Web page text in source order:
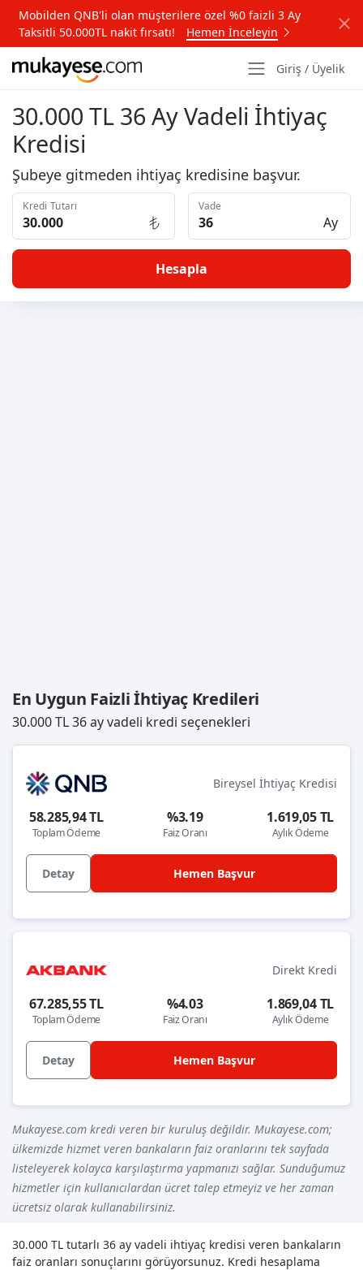
Mobilden QNB'li olan müşterilere özel %0 faizli 3 Ay
Taksitli 50.000TL nakit fırsatı!
Hemen İnceleyin
Giriş / Üyelik
30.000 TL 36 Ay Vadeli İhtiyaç
Kredisi
Şubeye gitmeden ihtiyaç kredisine başvur.
Kredi Tutarı Vade
Ay
Hesapla
En Uygun Faizli İhtiyaç Kredileri
30.000 TL 36 ay vadeli kredi seçenekleri
Bireysel İhtiyaç Kredisi
58.285,94 TL
Toplam Ödeme
%3.19
Faiz Oranı
1.619,05 TL
Aylık Ödeme
Detay Hemen Başvur
Direkt Kredi
67.285,55 TL
Toplam Ödeme
%4.03
Faiz Oranı
1.869,04 TL
Aylık Ödeme
Detay Hemen Başvur
Mukayese.com kredi veren bir kuruluş değildir. Mukayese.com;
ülkemizde hizmet veren bankaların faiz oranlarını tek sayfada
listeleyerek kolayca karşılaştırma yapmanızı sağlar. Sunduğumuz
hizmetler için kullanıcılardan ücret talep etmeyiz ve her zaman
ücretsiz olarak kullanabilirsiniz.
30.000 TL tutarlı 36 ay vadeli ihtiyaç kredisi veren bankaların
faiz oranları sonuçlarını görüyorsunuz. Kredi hesaplama